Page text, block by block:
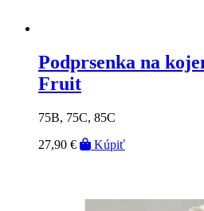
Podprsenka na
Fruit
75B, 75C, 85C
27,90 €
Kúpiť